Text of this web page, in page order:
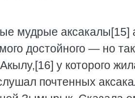
мудрые аксакалы[15]
достойного — но
у которого
почтенных